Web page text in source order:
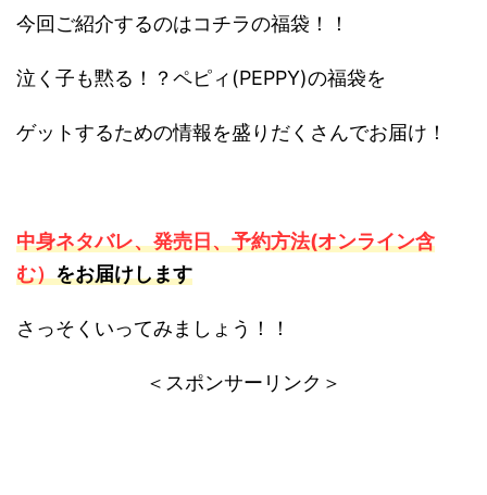
今回ご紹介するのはコチラの福袋！！
泣く子も黙る！？ペピィ(PEPPY)の福袋を
ゲットするための情報を盛りだくさんでお届け！
中身ネタバレ、発売日、予約方法(オンライン含
む）をお届けします
さっそくいってみましょう！！
＜スポンサーリンク＞